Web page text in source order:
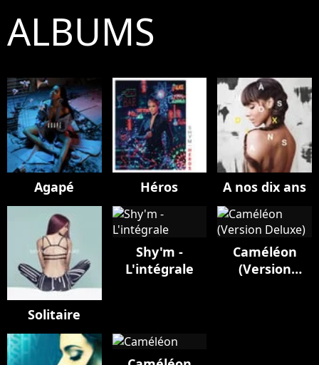
ALBUMS
Agapé Héros A nos dix ans
Solitaire
Shy'm -
L'intégrale
Caméléon
(Version